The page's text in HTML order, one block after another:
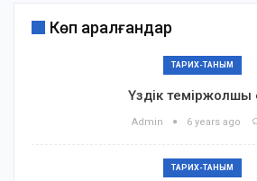
Көп қаралғандар
ТАРИХ-ТАНЫМ
Үздік теміржолшы
Admin 6 years ago
ТАРИХ-ТАНЫМ